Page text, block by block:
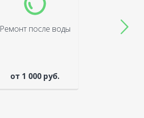
Ремонт после воды
от 1 000 руб.